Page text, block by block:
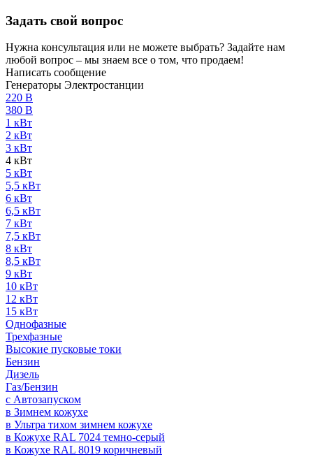
Задать свой вопрос
Нужна консультация или не можете выбрать? Задайте нам
любой вопрос – мы знаем все о том, что продаем!
Написать сообщение
Генераторы Электростанции
220 В
380 В
1 кВт
2 кВт
3 кВт
4 кВт
5 кВт
5,5 кВт
6 кВт
6,5 кВт
7 кВт
7,5 кВт
8 кВт
8,5 кВт
9 кВт
10 кВт
12 кВт
15 кВт
Однофазные
Трехфазные
Высокие пусковые токи
Бензин
Дизель
Газ/Бензин
с Автозапуском
в Зимнем кожухе
в Ультра тихом зимнем кожухе
в Кожухе RAL 7024 темно-серый
в Кожухе RAL 8019 коричневый